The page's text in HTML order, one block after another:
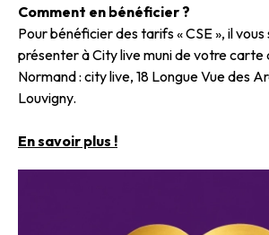
Comment en bénéficier ?
Pour bénéficier des tarifs « CSE », il
présenter à City live muni de votre carte
Normand : city live, 18 Longue Vue des
Louvigny.
En savoir plus !